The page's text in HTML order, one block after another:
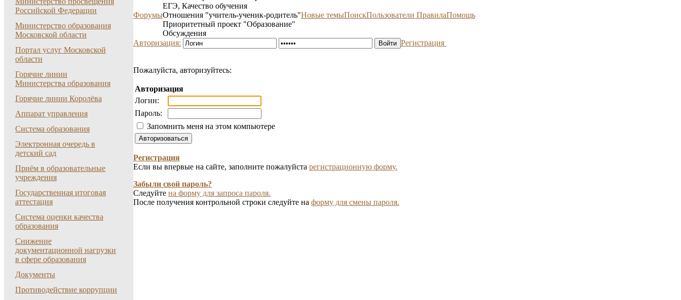
Российской Федерации
Министерство образования
Московской области
Портал услуг Московской
области
Горячие линии
Министерства образования
Горячие линии Королёва
Аппарат управления
Система образования
Электронная очередь в
детский сад
Приём в образовательные
учреждения
Государственная итоговая
аттестация
Система оценки качества
образования
Снижение
документационной нагрузки
в сфере образования
Документы
Противодействие коррупции
Форумы
ЕГЭ, Качество обучения
Отношения "учитель-ученик-родитель"
Приоритетный проект "Образование"
Обсуждения
Новые темыПоискПользователи ПравилаПомощь
Авторизация: Регистрация
Пожалуйста, авторизуйтесь:
Авторизация
Логин:
Пароль:
Запомнить меня на этом компьютере
Регистрация
Если вы впервые на сайте, заполните пожалуйста регистрационную форму.
Забыли свой пароль?
Следуйте на форму для запроса пароля.
После получения контрольной строки следуйте на форму для смены пароля.